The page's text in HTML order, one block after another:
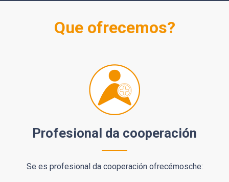
Que ofrecemos?
Profesional da cooperación
Se es profesional da cooperación ofrecémosche: